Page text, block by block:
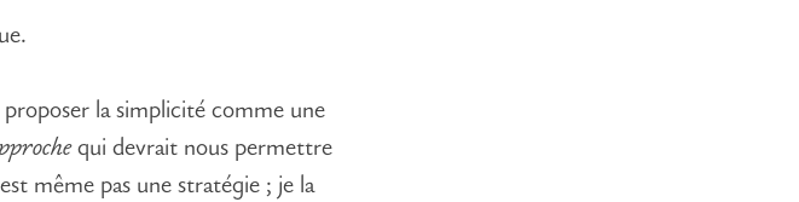
la simplicité comme une
qui devrait nous permettre
même pas une stratégie ; je la